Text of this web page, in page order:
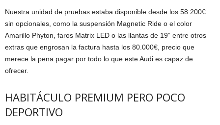
Nuestra unidad de pruebas estaba disponible desde los 58.200€
sin opcionales, como la suspensión Magnetic Ride o el color
Amarillo Phyton, faros Matrix LED o las llantas de 19” entre otros
extras que engrosan la factura hasta los 80.000€, precio que
merece la pena pagar por todo lo que este Audi es capaz de
ofrecer.
HABITÁCULO PREMIUM PERO POCO
DEPORTIVO